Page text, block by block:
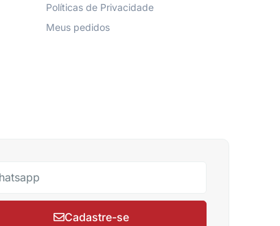
Políticas de Privacidade
Meus pedidos
Cadastre-se